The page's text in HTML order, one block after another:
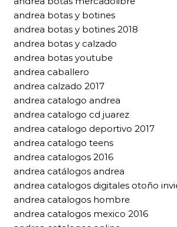
andrea botas y botines
andrea botas y botines 2018
andrea botas y calzado
andrea botas youtube
andrea caballero
andrea calzado 2017
andrea catalogo andrea
andrea catalogo cd juarez
andrea catalogo deportivo 2017
andrea catalogo teens
andrea catalogos 2016
andrea catálogos andrea
andrea catalogos digitales otoño
andrea catalogos hombre
andrea catalogos mexico 2016